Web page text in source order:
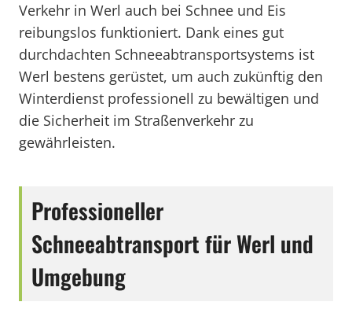
Verkehr in Werl auch bei Schnee und Eis
reibungslos funktioniert. Dank eines gut
durchdachten Schneeabtransportsystems ist
Werl bestens gerüstet, um auch zukünftig den
Winterdienst professionell zu bewältigen und
die Sicherheit im Straßenverkehr zu
gewährleisten.
Professioneller
Schneeabtransport für Werl und
Umgebung